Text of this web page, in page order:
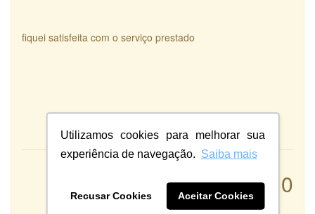
Utilizamos cookies para melhorar sua
experiência de navegação. Saiba mais
Recusar Cookies Aceitar Cookies
fiquei satisfeita com o serviço prestado
10
Qualidade:
Sistema: